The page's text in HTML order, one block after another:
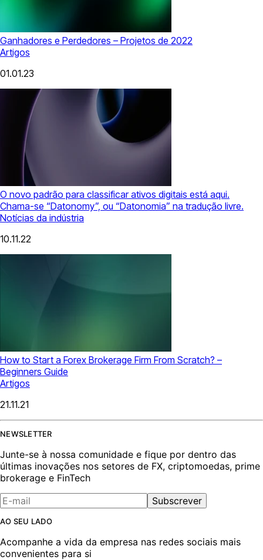
Ganhadores e Perdedores – Projetos de 2022
Artigos
01.01.23
O novo padrão para classificar ativos digitais está aqui.
Chama-se “Datonomy”, ou “Datonomia” na tradução livre.
Notícias da indústria
10.11.22
How to Start a Forex Brokerage Firm From Scratch? –
Beginners Guide
Artigos
21.11.21
NEWSLETTER
Junte-se à nossa comunidade e fique por dentro das
últimas inovações nos setores de FX, criptomoedas, prime
brokerage e FinTech
Subscrever
AO SEU LADO
Acompanhe a vida da empresa nas redes sociais mais
convenientes para si